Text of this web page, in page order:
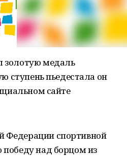
золотую медаль
ступень пьедестала он
сайте
Федерации спортивной
победу над борцом из